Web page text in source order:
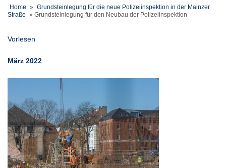
Home » Grundsteinlegung für die neue Polizeiinspektion in der Mainzer
Straße » Grundsteinlegung für den Neubau der Polizeiinspektion
Vorlesen
März 2022